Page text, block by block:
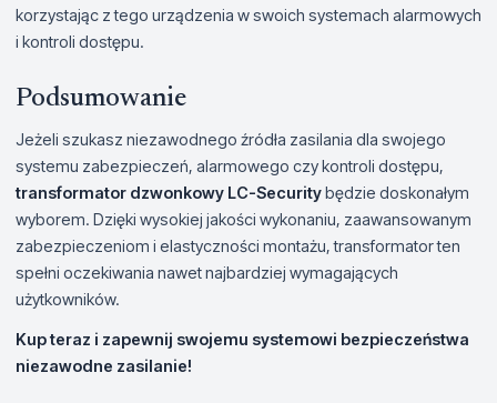
korzystając z tego urządzenia w swoich systemach alarmowych
i kontroli dostępu.
Podsumowanie
Jeżeli szukasz niezawodnego źródła zasilania dla swojego
systemu zabezpieczeń, alarmowego czy kontroli dostępu,
transformator dzwonkowy LC-Securitybędzie doskonałym
wyborem. Dzięki wysokiej jakości wykonaniu, zaawansowanym
zabezpieczeniom i elastyczności montażu, transformator ten
spełni oczekiwania nawet najbardziej wymagających
użytkowników.
Kup teraz i zapewnij swojemu systemowi bezpieczeństwa
niezawodne zasilanie!